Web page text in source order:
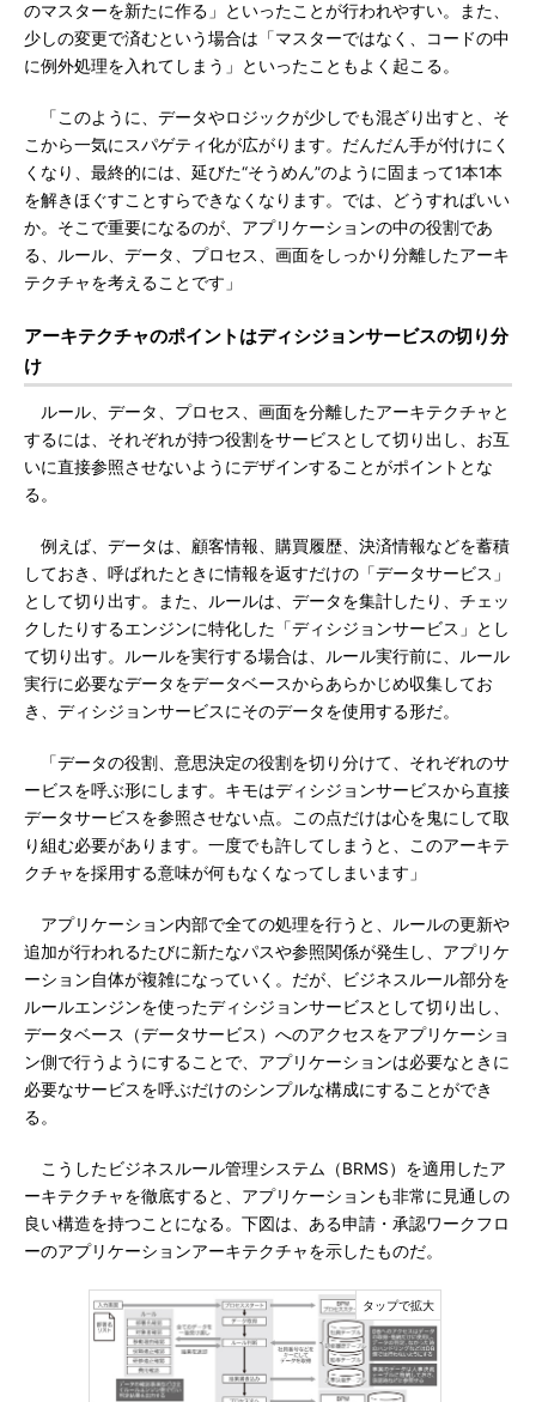
のマスターを新たに作る」といったことが行われやすい。また、
少しの変更で済むという場合は「マスターではなく、コードの中
に例外処理を入れてしまう」といったこともよく起こる。
「このように、データやロジックが少しでも混ざり出すと、そ
こから一気にスパゲティ化が広がります。だんだん手が付けにく
くなり、最終的には、延びた“そうめん”のように固まって1本1本
を解きほぐすことすらできなくなります。では、どうすればいい
か。そこで重要になるのが、アプリケーションの中の役割であ
る、ルール、データ、プロセス、画面をしっかり分離したアーキ
テクチャを考えることです」
アーキテクチャのポイントはディシジョンサービスの切り分
け
ルール、データ、プロセス、画面を分離したアーキテクチャと
するには、それぞれが持つ役割をサービスとして切り出し、お互
いに直接参照させないようにデザインすることがポイントとな
る。
例えば、データは、顧客情報、購買履歴、決済情報などを蓄積
しておき、呼ばれたときに情報を返すだけの「データサービス」
として切り出す。また、ルールは、データを集計したり、チェッ
クしたりするエンジンに特化した「ディシジョンサービス」とし
て切り出す。ルールを実行する場合は、ルール実行前に、ルール
実行に必要なデータをデータベースからあらかじめ収集してお
き、ディシジョンサービスにそのデータを使用する形だ。
「データの役割、意思決定の役割を切り分けて、それぞれのサ
ービスを呼ぶ形にします。キモはディシジョンサービスから直接
データサービスを参照させない点。この点だけは心を鬼にして取
り組む必要があります。一度でも許してしまうと、このアーキテ
クチャを採用する意味が何もなくなってしまいます」
アプリケーション内部で全ての処理を行うと、ルールの更新や
追加が行われるたびに新たなパスや参照関係が発生し、アプリケ
ーション自体が複雑になっていく。だが、ビジネスルール部分を
ルールエンジンを使ったディシジョンサービスとして切り出し、
データベース（データサービス）へのアクセスをアプリケーショ
ン側で行うようにすることで、アプリケーションは必要なときに
必要なサービスを呼ぶだけのシンプルな構成にすることができ
る。
こうしたビジネスルール管理システム（BRMS）を適用したア
ーキテクチャを徹底すると、アプリケーションも非常に見通しの
良い構造を持つことになる。下図は、ある申請・承認ワークフロ
ーのアプリケーションアーキテクチャを示したものだ。